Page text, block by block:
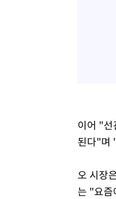
이어 "선
된다"며
오 시장
는 "요즘